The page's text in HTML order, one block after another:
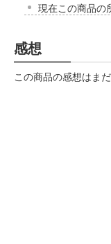
現在この商品の
感想
この商品の感想はまだ